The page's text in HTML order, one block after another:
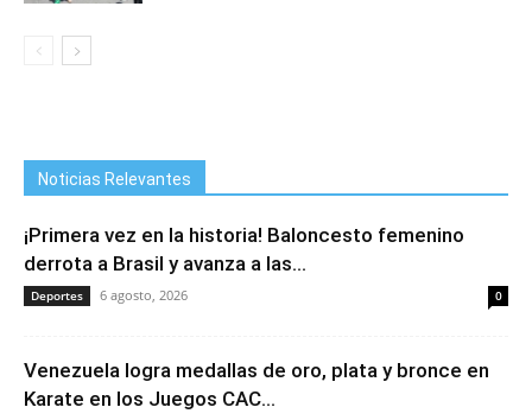
Noticias Relevantes
¡Primera vez en la historia! Baloncesto femenino
derrota a Brasil y avanza a las...
Deportes 6 agosto, 2026 0
Venezuela logra medallas de oro, plata y bronce en
Karate en los Juegos CAC...